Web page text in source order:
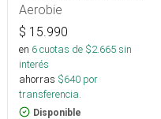
Aerobie
$ 15.990
en 6cuotas de $2.665sin
interés
ahorras $640 por
transferencia.
Disponible